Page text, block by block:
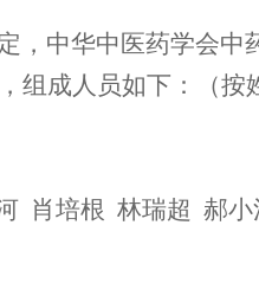
，中华中医药学会中
组成人员如下：（按
肖培根 林瑞超 郝